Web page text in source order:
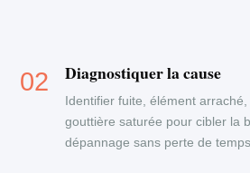
Diagnostiquer la cause
Identifier fuite, élément
gouttière saturée pour cibler la
dépannage sans perte de temps.